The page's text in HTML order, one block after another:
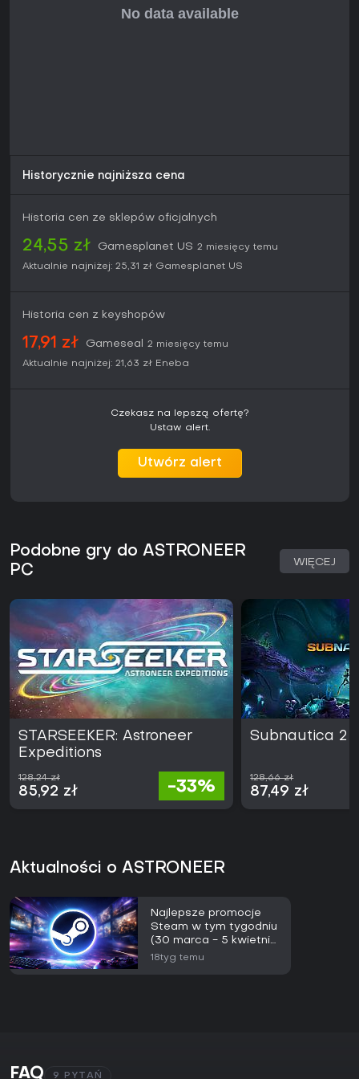
Historycznie najniższa cena
Historia cen ze sklepów oficjalnych
24,55 zł Gamesplanet US 2 miesięcy temu
Aktualnie najniżej: 25,31 zł Gamesplanet US
Historia cen z keyshopów
17,91 zł Gameseal
2 miesięcy temu
Aktualnie najniżej: 21,63 zł Eneba
Czekasz na lepszą ofertę?
Ustaw alert.
Utwórz alert
Podobne gry do ASTRONEER
PC
WIĘCEJ
STARSEEKER: Astroneer
Expeditions
128,24 zł
85,92 zł -33%
Subnautica 2
128,66 zł
87,49 zł
Aktualności o ASTRONEER
Najlepsze promocje
Steam w tym tygodniu
(30 marca - 5 kwietnia
2026)
18tyg temu
FAQ 9 PYTAŃ